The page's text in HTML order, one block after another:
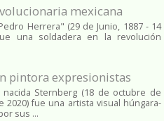
mexicana
Herrera" (29 de Junio, 1887 - 14
una soldadera en la revolución
pintora expresionistas
Sternberg (18 de octubre de
2020) fue una artista visual húngara-
sus ...